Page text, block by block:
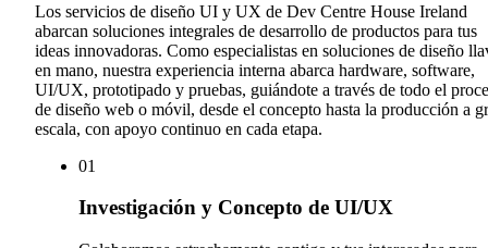
Los servicios de diseño UI y UX de Dev Centre House Ireland
abarcan soluciones integrales de desarrollo de productos para tus
ideas innovadoras. Como especialistas en soluciones de diseño
en mano, nuestra experiencia interna abarca hardware, software,
UI/UX, prototipado y pruebas, guiándote a través de todo el
de diseño web o móvil, desde el concepto hasta la producción a
escala, con apoyo continuo en cada etapa.
01
Investigación y Concepto de UI/UX